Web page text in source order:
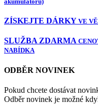
ZÍSKEJTE DÁRKY VE
SLUŽBA ZDARMA
NABÍDKA
ODBĚR NOVINEK
Pokud chcete dostávat
Odběr novinek je možné